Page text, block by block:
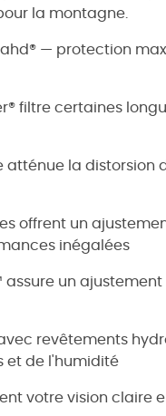
la montagne.
— protection
filtre certaines
la distorsion
offrent un
inégalées
un
revêtements
et de l'humidité
votre vision claire